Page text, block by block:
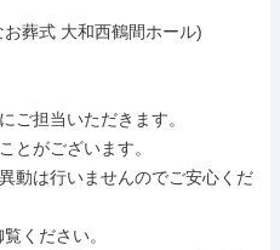
葬式 大和西鶴間ホール)
ご担当いただきます。
とがございます。
動は行いませんのでご安心くだ
ください。